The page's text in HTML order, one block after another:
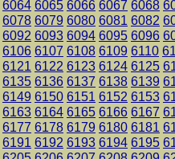
6064 6065 6066 6067 6068
6078 6079 6080 6081 6082
6092 6093 6094 6095 6096
6106 6107 6108 6109 6110
6121 6122 6123 6124 6125
6135 6136 6137 6138 6139
6149 6150 6151 6152 6153
6163 6164 6165 6166 6167
6177 6178 6179 6180 6181
6191 6192 6193 6194 6195